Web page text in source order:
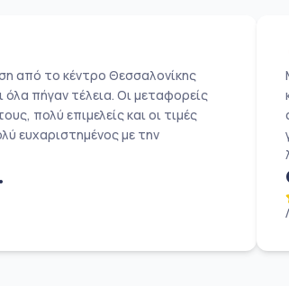
από το κέντρο Θεσσαλονίκης
πήγαν τέλεια. Οι μεταφορείς
πολύ επιμελείς και οι τιμές
ευχαριστημένος με την